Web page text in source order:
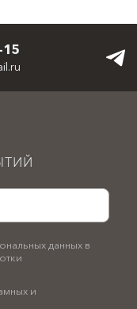
15
данных в
и